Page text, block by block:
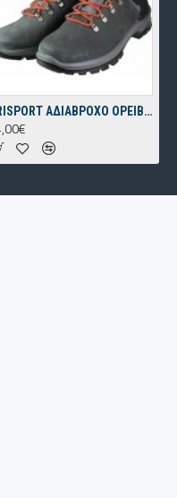
GRISPORT ΑΔΙΑΒΡΟΧΟ ΟΡΕΙΒΑΤΙΚΟ ΠΑΠΟΥΤΣΙ ΓΚΡΙ